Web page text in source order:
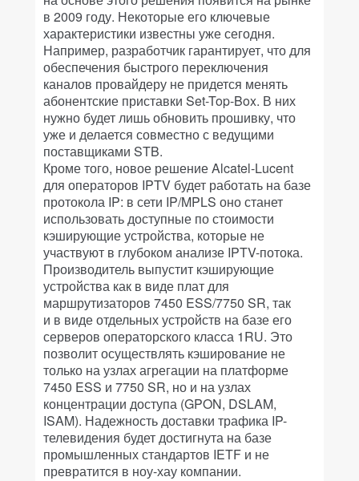
в 2009 году. Некоторые его ключевые
характеристики известны уже сегодня.
Например, разработчик гарантирует, что для
обеспечения быстрого переключения
каналов провайдеру не придется менять
абонентские приставки Set-Top-Box. В них
нужно будет лишь обновить прошивку, что
уже и делается совместно с ведущими
поставщиками STB.
Кроме того, новое решение Alcatel-Lucent
для операторов IPTV будет работать на базе
протокола IP: в сети IP/MPLS оно станет
использовать доступные по стоимости
кэширующие устройства, которые не
участвуют в глубоком анализе IPTV-потока.
Производитель выпустит кэширующие
устройства как в виде плат для
маршрутизаторов 7450 ESS/7750 SR, так
и в виде отдельных устройств на базе его
серверов операторского класса 1RU. Это
позволит осуществлять кэширование не
только на узлах агрегации на платформе
7450 ESS и 7750 SR, но и на узлах
концентрации доступа (GPON, DSLAM,
ISAM). Надежность доставки трафика IP-
телевидения будет достигнута на базе
промышленных стандартов IETF и не
превратится в ноу-хау компании.